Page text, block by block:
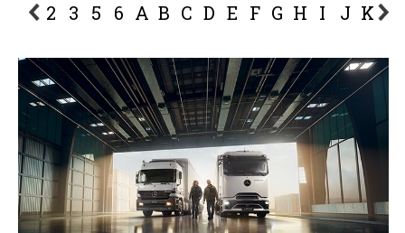
2 3 5 6 A B C D E F G H I J K L